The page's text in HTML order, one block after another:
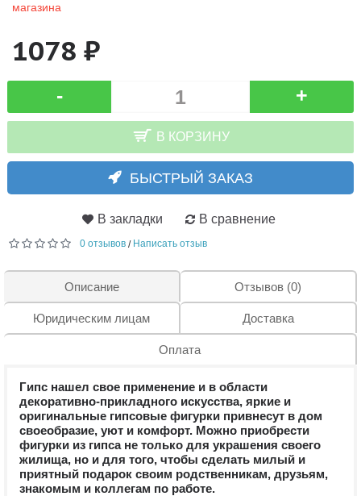
магазина
1078 ₽
- +
В КОРЗИНУ
БЫСТРЫЙ ЗАКАЗ
В закладки В сравнение
0 отзывов / Написать отзыв
Описание Отзывов (0)
Юридическим лицам Доставка
Оплата
Гипс нашел свое применение и в области
декоративно-прикладного искусства, яркие и
оригинальные гипсовые фигурки привнесут в дом
своеобразие, уют и комфорт. Можно приобрести
фигурки из гипса не только для украшения своего
жилища, но и для того, чтобы сделать милый и
приятный подарок своим родственникам, друзьям,
знакомым и коллегам по работе.